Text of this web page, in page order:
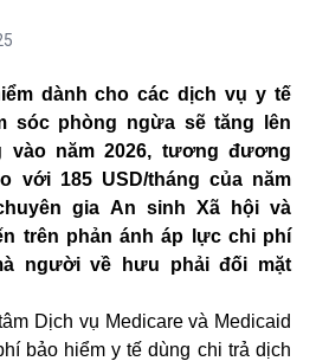
dành cho các dịch vụ y tế
sóc phòng ngừa sẽ tăng lên
vào năm 2026, tương đương
với 185 USD/tháng của năm
gia An sinh Xã hội và
trên phản ánh áp lực chi phí
người về hưu phải đối mặt
Dịch vụ Medicare và Medicaid
bảo hiểm y tế dùng chi trả dịch